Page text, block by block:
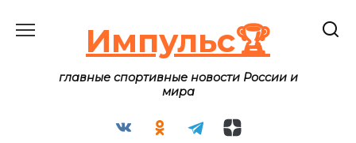
Импульс🏆
главные спортивные новости России и
мира